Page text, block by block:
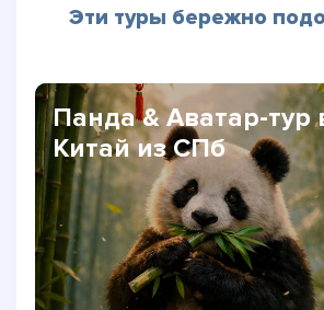
Эти туры бережно
Панда & Аватар-тур
Китай из СПб